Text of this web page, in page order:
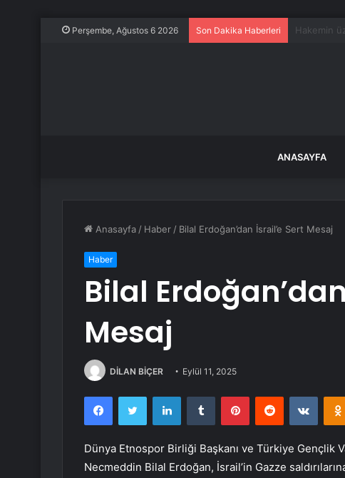
Perşembe, Ağustos 6 2026 Son Dakika Haberleri Oltu’da
ANASAYFA
Anasayfa / Haber / Bilal Erdoğan’dan İsrail’e Sert Mesaj
Haber
Bilal
Mesaj
DİLAN BİÇER Eylül 11, 2025
FacebookTwitter LinkedInTumblr PinterestReddit
Dünya Etnospor Birliği Başkanı ve Türkiye Gençlik
Necmeddin Bilal Erdoğan, İsrail’in Gazze